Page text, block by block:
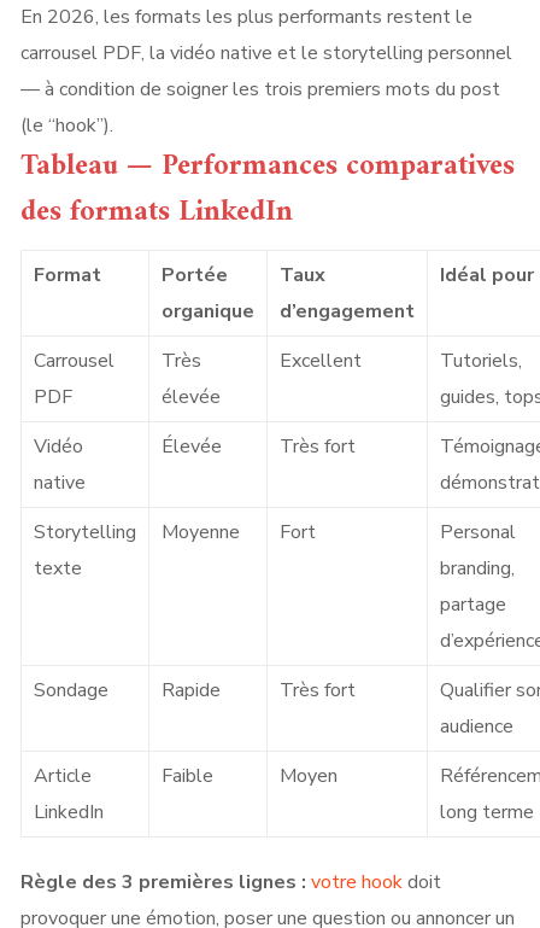
En 2026, les formats les plus performants restent le
carrousel PDF, la vidéo native et le storytelling personnel
— à condition de soigner les trois premiers mots du post
(le “hook”).
Tableau — Performances comparatives
des formats LinkedIn
Format
Portée
organique
Taux
d’engagement
Idéal pour
Carrousel
PDF
Très
élevée
Excellent
Tutoriels,
guides,
Vidéo
native
Élevée Très fort
Storytelling
texte
Moyenne Fort
Personal
branding,
partage
Sondage
Rapide Très fort
Qualifier
audience
Article
LinkedIn
Faible Moyen
long terme
Règle des 3 premières lignes : votre hookdoit
provoquer une émotion, poser une question ou annoncer un